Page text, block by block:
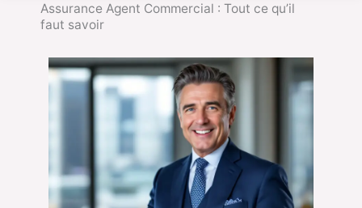
Assurance Agent Commercial : Tout ce qu’il
faut savoir